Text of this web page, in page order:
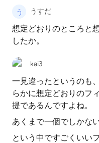
うすだ
想定どおりのところと
したか。
kai3
一見違ったというのも
らかに想定どおりのフ
提であるんですよね。
あくまで一個でしかな
という中ですごくいい